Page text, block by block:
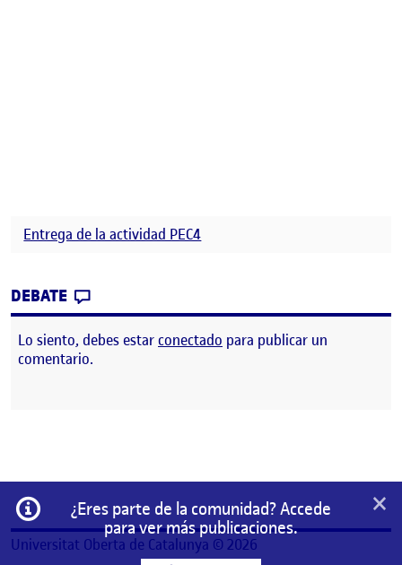
Entrega de la actividad PEC4
DEBATE
Lo siento, debes estarconectado para publicar un
comentario.
Información
¿Eres parte de la comunidad? Accede
para ver más publicaciones.
×
Universitat Oberta de Catalunya © 2026